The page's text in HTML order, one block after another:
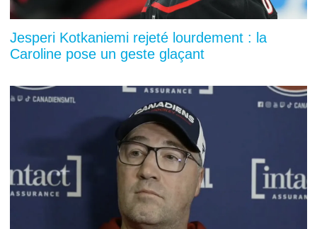
Jesperi Kotkaniemi rejeté lourdement : la
Caroline pose un geste glaçant